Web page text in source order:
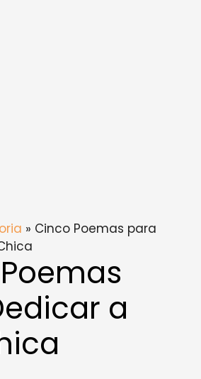
» Cinco Poemas para
a